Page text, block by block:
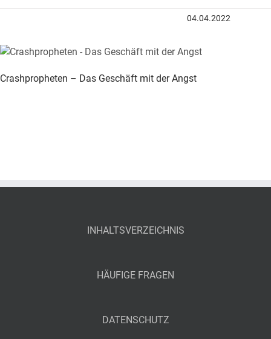
04.04.2022
Crashpropheten – Das Geschäft mit der Angst
INHALTSVERZEICHNIS
HÄUFIGE FRAGEN
DATENSCHUTZ